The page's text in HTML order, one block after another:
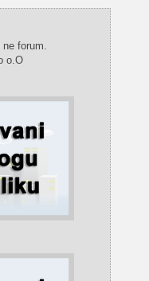
forum.
o.O